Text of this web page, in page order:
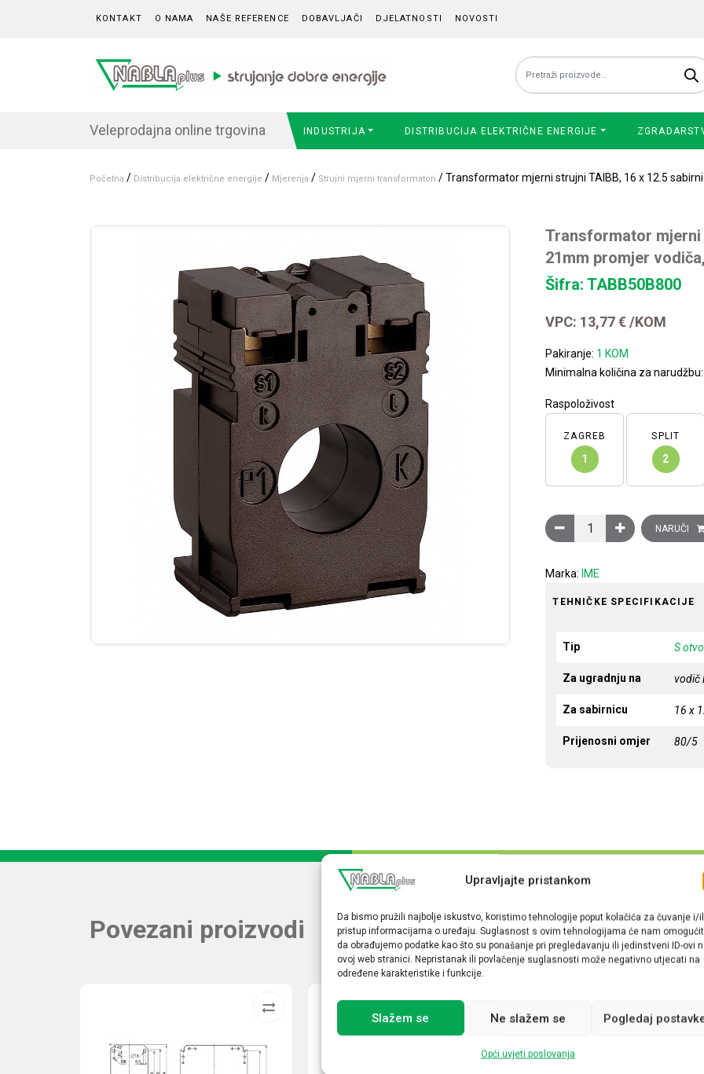
Upravljajte pristankom
Da bismo pružili najbolje iskustvo, koristimo tehnologije poput kolačića za čuvanje i/
pristup informacijama o uređaju. Suglasnost s ovim tehnologijama će nam
da obrađujemo podatke kao što su ponašanje pri pregledavanju ili jedinstveni ID-ovi
ovoj web stranici. Nepristanak ili povlačenje suglasnosti može negativno utjecati na
određene karakteristike i funkcije.
Slažem se Ne slažem se Pogledaj
Opći uvjeti poslovanja
KONTAKT O NAMA NAŠE REFERENCE DOBAVLJAČI DJELATNOSTI NOVOSTI
Pretraži:
Veleprodajna online trgovina INDUSTRIJA DISTRIBUCIJA ELEKTRIČNE ENERGIJE
Početna / Distribucija električne energije / Mjerenja / Strujni mjerni transformatori / Transformator mjerni strujni TAIBB, 16 x 12.5
Transformator mjerni
21mm promjer
Šifra: TABB50B800
VPC: 13,77€ /KOM
Pakiranje: 1 KOM
Minimalna količina za narudžbu:
Raspoloživost
ZAGREB
1
SPLIT
2
Transformator mjerni
NARUČI
Marka: IME
TEHNIČKE SPECIFIKACIJE
Tip S
Za ugradnju na vodič
Za sabirnicu 16 x
Prijenosni omjer 80/5
Povezani proizvodi